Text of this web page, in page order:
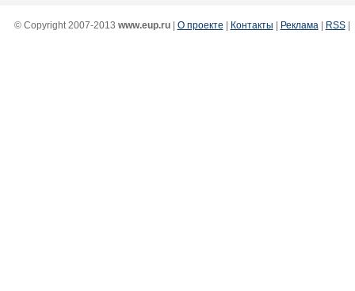
© Copyright 2007-2013 www.eup.ru| О проекте Контакты Реклама| RSS|